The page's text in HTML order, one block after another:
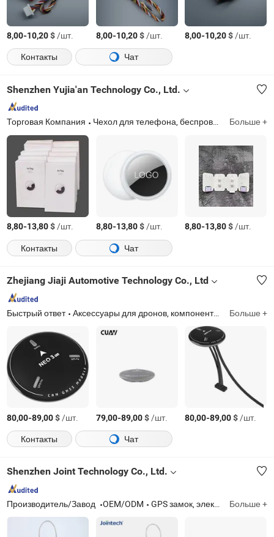
8,00-10,20$/шт. 8,00-10,20$/шт. 8,00-10,20$/шт.
Контакты
Чат
Shenzhen Yujia'an Technology Co., Ltd.
Торговая Компания Чехол для телефона, беспроводные наушники, зарядное устройство для телефона, кабель для телефона, Bluetooth-колонка, защитное стекло для телефона Больше +
8,80-13,80$/шт. 8,80-13,80$/шт. 8,80-13,80$/шт.
Контакты
Чат
Zhejiang Jiaji Automotive Technology Co., Ltd
Быстрый ответ Аксессуары для дронов, компоненты дронов, контроллер дронов, детали дронов, датчик скорости, модуль ГНСС, контроллер полета Больше +
80,00-89,00$/шт. 79,00-89,00$/шт. 80,00-89,00$/шт.
Контакты
Чат
Shenzhen Joint Technology Co., Ltd.
Производитель/Завод OEM/ODM GPS замок, электронные замки, контейнерные электронные замки, GPS трекер для контейнеров, замок для трейлеров с GPS, контейнерные навесные замки, GPS навесной замок, трекер активов, замок для клапана грузовика Больше +